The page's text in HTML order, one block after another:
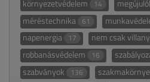
környezetvédelem 14
méréstechnika 61
napenergia 17 nem csak
robbanásvédelem 16
szabványok 136